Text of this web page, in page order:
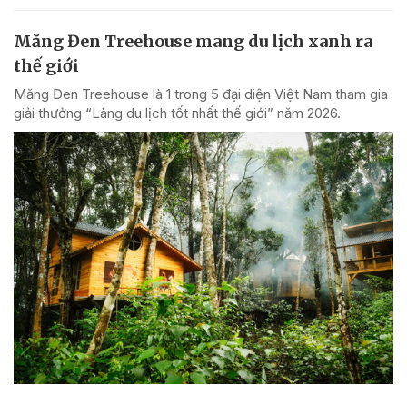
Măng Đen Treehouse mang du lịch xanh ra
thế giới
Măng Đen Treehouse là 1 trong 5 đại diện Việt Nam tham gia
giải thưởng “Làng du lịch tốt nhất thế giới” năm 2026.